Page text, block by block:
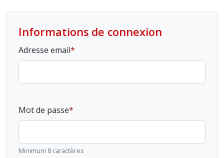
Informations de connexion
Adresse email
Mot de passe
Minimum 8 caractères